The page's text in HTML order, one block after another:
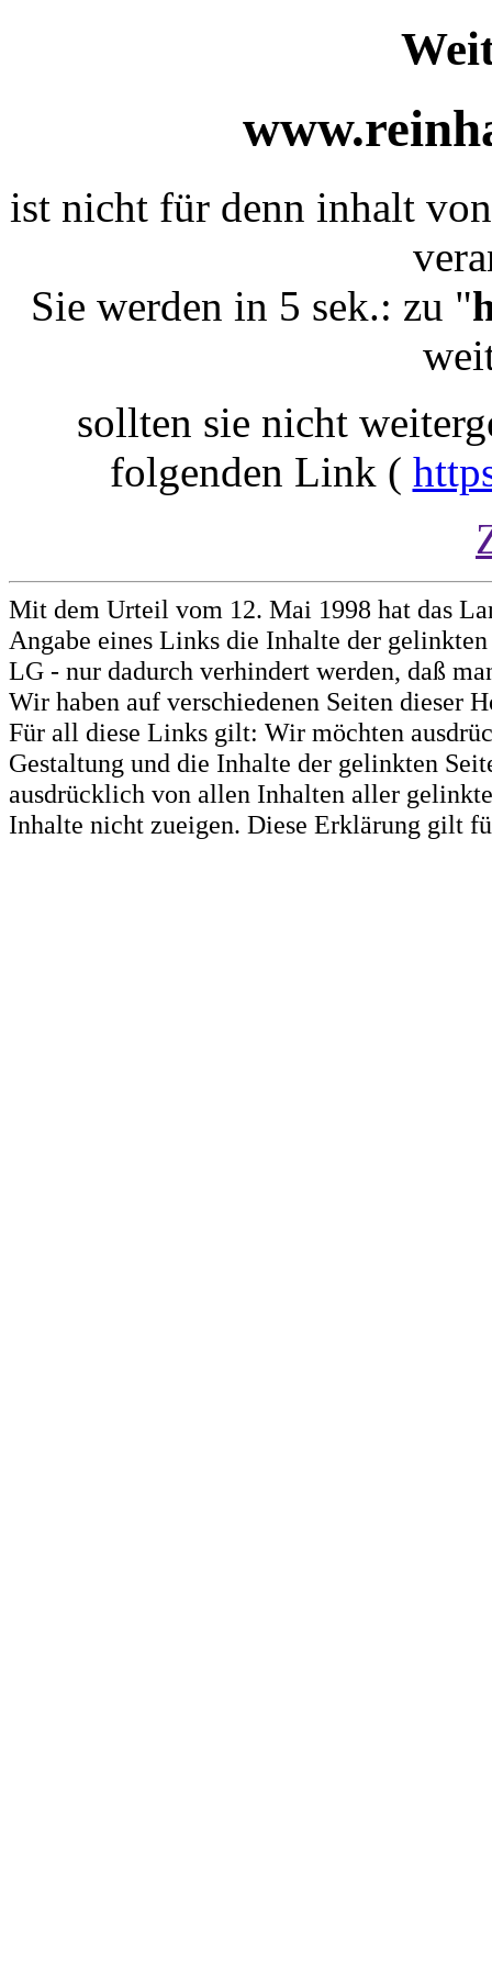
ist nicht für denn inhalt
Sie werden in 5 sek.: zu "
sollten sie nicht
folgenden Link (
Mit dem Urteil vom 12. Mai 1998 hat das
Angabe eines Links die Inhalte der
LG - nur dadurch verhindert werden, daß
Wir haben auf verschiedenen Seiten dieser
Für all diese Links gilt: Wir möchten
Gestaltung und die Inhalte der gelinkten
ausdrücklich von allen Inhalten aller
Inhalte nicht zueigen. Diese Erklärung gilt